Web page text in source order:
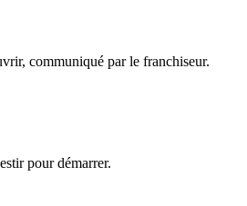
communiqué par le franchiseur.
pour démarrer.